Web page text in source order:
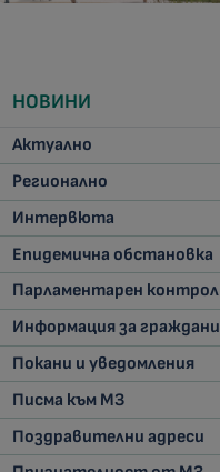
НОВИНИ
Актуално
Регионално
Интервюта
Епидемична обстановка
Парламентарен контрол
Информация за граждани
Покани и уведомления
Писма към МЗ
Поздравителни адреси